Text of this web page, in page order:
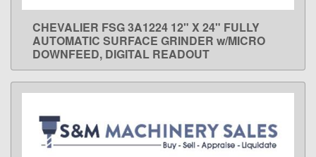
LEARN MORE
CHEVALIER FSG 3A1224 12" X 24" FULLY
AUTOMATIC SURFACE GRINDER w/MICRO
DOWNFEED, DIGITAL READOUT